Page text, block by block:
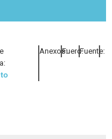
Anexos:Fuero:Fuente: